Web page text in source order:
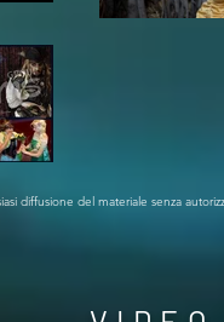
diffusione del materiale senza